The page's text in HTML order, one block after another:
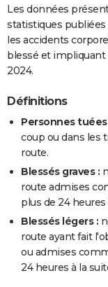
Les données
statistiques
les accidents
blessé et
2024.
Définitions
Personnes tuées
coup ou dans les
route.
Blessés graves :
route admises
plus de 24
Blessés légers :
route ayant fait
ou admises
24 heures à la